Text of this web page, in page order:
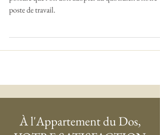
Cet article vous aidera à mieux comprendre la bonne
poste de travail.